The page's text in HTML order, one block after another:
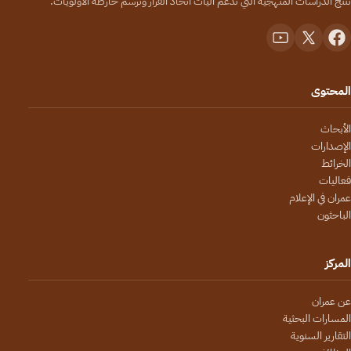
المحتوى
الأبحاث
الإصدارات
الخرائط
فعاليات
عمران في الإعلام
الباحثون
المركز
عن عمران
المسارات البحثية
التقارير السنوية